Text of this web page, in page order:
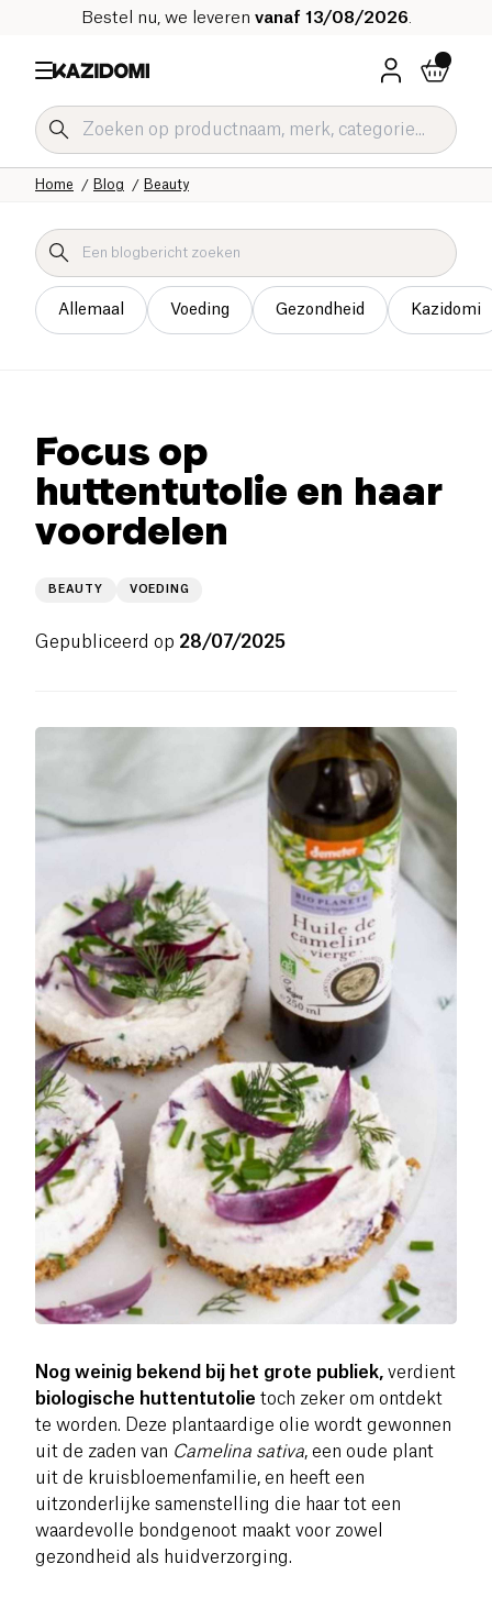
Bestel nu, we leveren vanaf 13/08/2026
Beauty
Blog
Home
Allemaal Voeding Gezondheid Kazidomi
Focus op
huttentutolie en haar
voordelen
BEAUTY VOEDING
Gepubliceerd op 28/07/2025
Nog weinig bekend bij het grote publiek, verdient
biologische huttentutolie toch zeker om ontdekt
te worden. Deze plantaardige olie wordt gewonnen
uit de zaden van Camelina sativa, een oude plant
uit de kruisbloemenfamilie, en heeft een
uitzonderlijke samenstelling die haar tot een
waardevolle bondgenoot maakt voor zowel
gezondheid als huidverzorging.